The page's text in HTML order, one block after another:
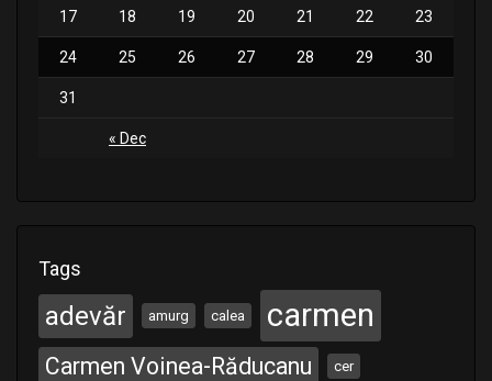
« Dec
17 18 19 20 21 22 23
24 25 26 27 28 29 30
31
Tags
adevăr amurg calea carmen
Carmen Voinea-Răducanu cer